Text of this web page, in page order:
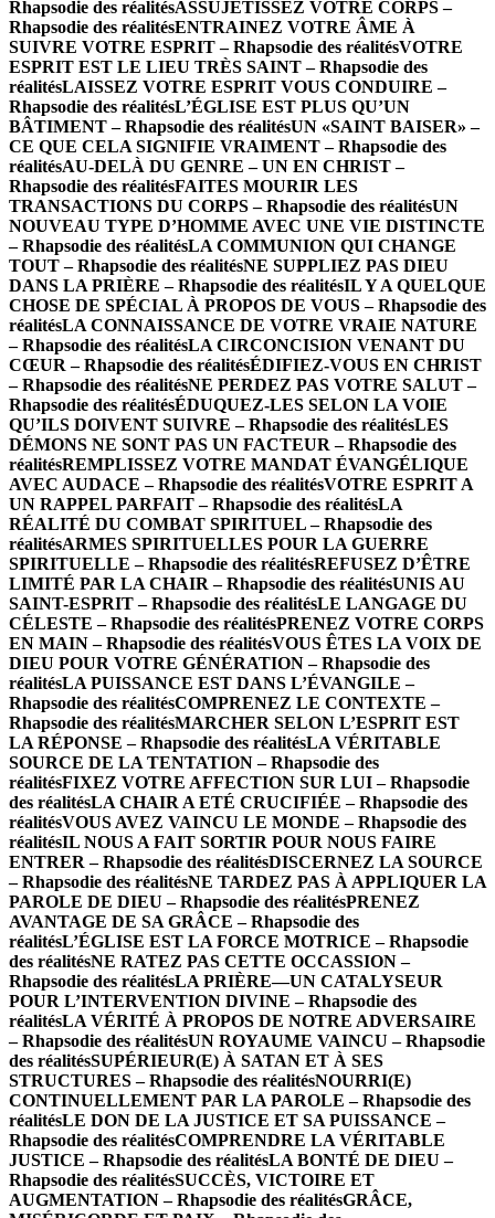
Rhapsodie des réalitésASSUJETISSEZ VOTRE CORPS –
Rhapsodie des réalitésENTRAINEZ VOTRE ÂME À
SUIVRE VOTRE ESPRIT – Rhapsodie des réalitésVOTRE
ESPRIT EST LE LIEU TRÈS SAINT – Rhapsodie des
réalitésLAISSEZ VOTRE ESPRIT VOUS CONDUIRE –
Rhapsodie des réalitésL’ÉGLISE EST PLUS QU’UN
BÂTIMENT – Rhapsodie des réalitésUN «SAINT BAISER» –
CE QUE CELA SIGNIFIE VRAIMENT – Rhapsodie des
réalitésAU-DELÀ DU GENRE – UN EN CHRIST –
Rhapsodie des réalitésFAITES MOURIR LES
TRANSACTIONS DU CORPS – Rhapsodie des réalitésUN
NOUVEAU TYPE D’HOMME AVEC UNE VIE DISTINCTE
– Rhapsodie des réalitésLA COMMUNION QUI CHANGE
TOUT – Rhapsodie des réalitésNE SUPPLIEZ PAS DIEU
DANS LA PRIÈRE – Rhapsodie des réalitésIL Y A QUELQUE
CHOSE DE SPÉCIAL À PROPOS DE VOUS – Rhapsodie des
réalitésLA CONNAISSANCE DE VOTRE VRAIE NATURE
– Rhapsodie des réalitésLA CIRCONCISION VENANT DU
CŒUR – Rhapsodie des réalitésÉDIFIEZ-VOUS EN CHRIST
– Rhapsodie des réalitésNE PERDEZ PAS VOTRE SALUT –
Rhapsodie des réalitésÉDUQUEZ-LES SELON LA VOIE
QU’ILS DOIVENT SUIVRE – Rhapsodie des réalitésLES
DÉMONS NE SONT PAS UN FACTEUR – Rhapsodie des
réalitésREMPLISSEZ VOTRE MANDAT ÉVANGÉLIQUE
AVEC AUDACE – Rhapsodie des réalitésVOTRE ESPRIT A
UN RAPPEL PARFAIT – Rhapsodie des réalitésLA
RÉALITÉ DU COMBAT SPIRITUEL – Rhapsodie des
réalitésARMES SPIRITUELLES POUR LA GUERRE
SPIRITUELLE – Rhapsodie des réalitésREFUSEZ D’ÊTRE
LIMITÉ PAR LA CHAIR – Rhapsodie des réalitésUNIS AU
SAINT-ESPRIT – Rhapsodie des réalitésLE LANGAGE DU
CÉLESTE – Rhapsodie des réalitésPRENEZ VOTRE CORPS
EN MAIN – Rhapsodie des réalitésVOUS ÊTES LA VOIX DE
DIEU POUR VOTRE GÉNÉRATION – Rhapsodie des
réalitésLA PUISSANCE EST DANS L’ÉVANGILE –
Rhapsodie des réalitésCOMPRENEZ LE CONTEXTE –
Rhapsodie des réalitésMARCHER SELON L’ESPRIT EST
LA RÉPONSE – Rhapsodie des réalitésLA VÉRITABLE
SOURCE DE LA TENTATION – Rhapsodie des
réalitésFIXEZ VOTRE AFFECTION SUR LUI – Rhapsodie
des réalitésLA CHAIR A ETÉ CRUCIFIÉE – Rhapsodie des
réalitésVOUS AVEZ VAINCU LE MONDE – Rhapsodie des
réalitésIL NOUS A FAIT SORTIR POUR NOUS FAIRE
ENTRER – Rhapsodie des réalitésDISCERNEZ LA SOURCE
– Rhapsodie des réalitésNE TARDEZ PAS À APPLIQUER LA
PAROLE DE DIEU – Rhapsodie des réalitésPRENEZ
AVANTAGE DE SA GRÂCE – Rhapsodie des
réalitésL’ÉGLISE EST LA FORCE MOTRICE – Rhapsodie
des réalitésNE RATEZ PAS CETTE OCCASSION –
Rhapsodie des réalitésLA PRIÈRE—UN CATALYSEUR
POUR L’INTERVENTION DIVINE – Rhapsodie des
réalitésLA VÉRITÉ À PROPOS DE NOTRE ADVERSAIRE
– Rhapsodie des réalitésUN ROYAUME VAINCU – Rhapsodie
des réalitésSUPÉRIEUR(E) À SATAN ET À SES
STRUCTURES – Rhapsodie des réalitésNOURRI(E)
CONTINUELLEMENT PAR LA PAROLE – Rhapsodie des
réalitésLE DON DE LA JUSTICE ET SA PUISSANCE –
Rhapsodie des réalitésCOMPRENDRE LA VÉRITABLE
JUSTICE – Rhapsodie des réalitésLA BONTÉ DE DIEU –
Rhapsodie des réalitésSUCCÈS, VICTOIRE ET
AUGMENTATION – Rhapsodie des réalitésGRÂCE,